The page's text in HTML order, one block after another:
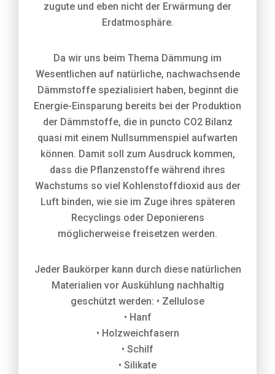
zugute und eben nicht der Erwärmung der
Erdatmosphäre.
Da wir uns beim Thema Dämmung im
Wesentlichen auf natürliche, nachwachsende
Dämmstoffe spezialisiert haben, beginnt die
Energie-Einsparung bereits bei der Produktion
der Dämmstoffe, die in puncto CO2 Bilanz
quasi mit einem Nullsummenspiel aufwarten
können. Damit soll zum Ausdruck kommen,
dass die Pflanzenstoffe während ihres
Wachstums so viel Kohlenstoffdioxid aus der
Luft binden, wie sie im Zuge ihres späteren
Recyclings oder Deponierens
möglicherweise freisetzen werden.
Jeder Baukörper kann durch diese natürlichen
Materialien vor Auskühlung nachhaltig
geschützt werden: • Zellulose
• Hanf
• Holzweichfasern
• Schilf
• Silikate